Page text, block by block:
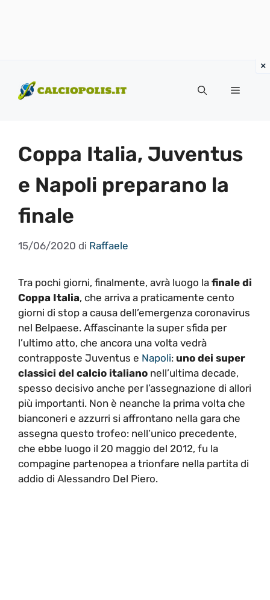
contenuto
Menu
Coppa Italia, Juventus
e Napoli preparano la
finale
15/06/2020 di Raffaele
Tra pochi giorni, finalmente, avrà luogo la finale di
Coppa Italia, che arriva a praticamente cento
giorni di stop a causa dell’emergenza coronavirus
nel Belpaese. Affascinante la super sfida per
l’ultimo atto, che ancora una volta vedrà
contrapposte Juventus e Napoli: uno dei super
classici del calcio italiano nell’ultima decade,
spesso decisivo anche per l’assegnazione di allori
più importanti. Non è neanche la prima volta che
bianconeri e azzurri si affrontano nella gara che
assegna questo trofeo: nell’unico precedente,
che ebbe luogo il 20 maggio del 2012, fu la
compagine partenopea a trionfare nella partita di
addio di Alessandro Del Piero.